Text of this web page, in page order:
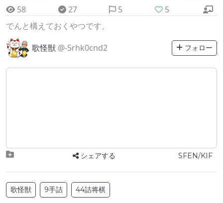
58 27 5
5
でんと構えておくやつです。
歌怪獣 @-5rhk0cnd2 フォロー
シェアする SFEN/KIF
歌怪獣 9手詰 44詰将棋